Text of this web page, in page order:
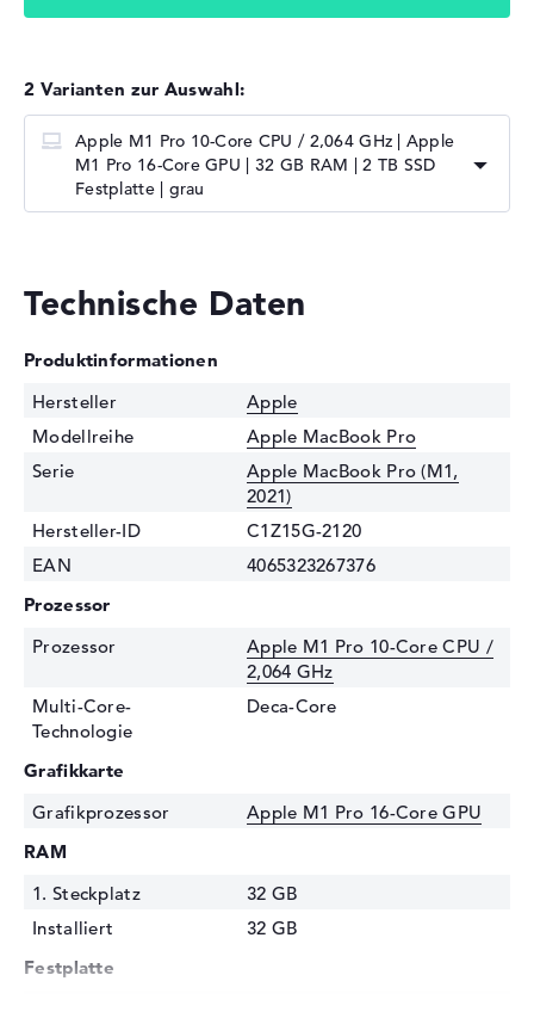
2 Varianten zur Auswahl:
Apple M1 Pro 10-Core CPU / 2,064 GHz | Apple
M1 Pro 16-Core GPU | 32 GB RAM | 2 TB SSD
Festplatte | grau
Technische Daten
Produktinformationen
Hersteller
Apple
Modellreihe
Apple MacBook Pro
Serie
Apple MacBook Pro (M1,
2021)
Hersteller-ID
C1Z15G-2120
EAN
4065323267376
Prozessor
Prozessor
Apple M1 Pro 10-Core CPU /
2,064 GHz
Multi-Core-
Technologie
Deca-Core
Grafikkarte
Grafikprozessor
Apple M1 Pro 16-Core GPU
RAM
1. Steckplatz
32 GB
Installiert
32 GB
Festplatte